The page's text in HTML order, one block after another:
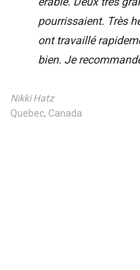
pourrissaient. Très
ont travaillé
bien. Je
Nikki Hatz
Quebec, Canada